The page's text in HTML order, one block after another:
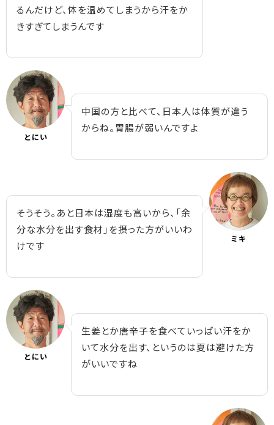
るんだけど、体を温めてしまうから汗をか
きすぎてしまうんです
とにい
中国の方と比べて、日本人は体質が違う
からね。胃腸が弱いんですよ
そうそう。あと日本は湿度も高いから、「余
分な水分を出す食材」を摂った方がいいわ
けです
ミキ
とにい
生姜とか唐辛子を食べていっぱい汗をか
いて水分を出す、というのは夏は避けた方
がいいですね